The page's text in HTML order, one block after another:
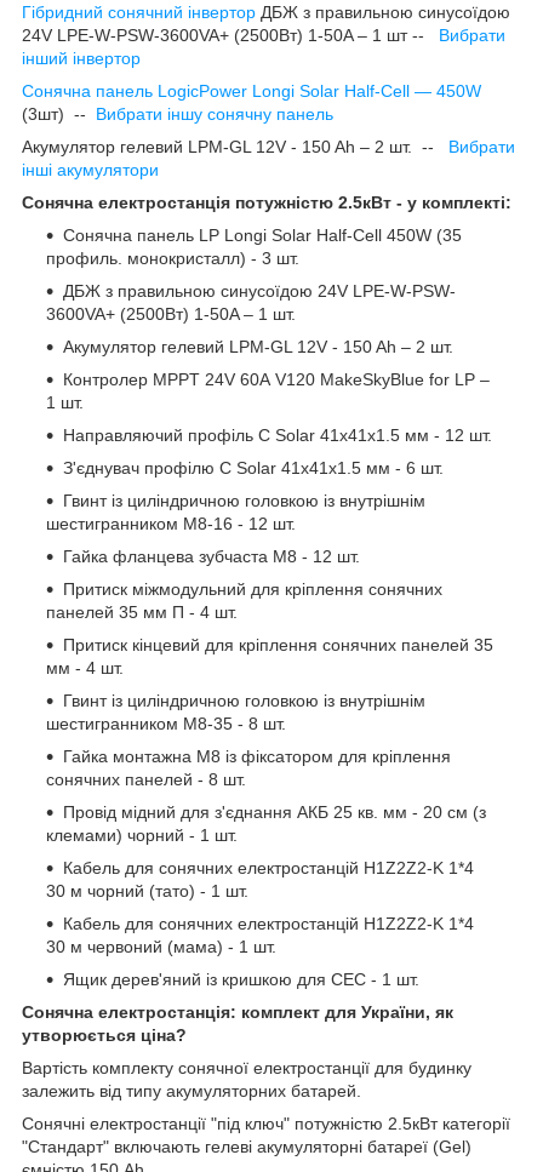
Гібридний сонячний інвертор ДБЖ з правильною синусоїдою
24V LPE-W-PSW-3600VA+ (2500Вт) 1-50A – 1 шт -- Вибрати
інший інвертор
Сонячна панель LogicPower Longi Solar Half-Cell — 450W
(3шт) -- Вибрати іншу сонячну панель
Акумулятор гелевий LPM-GL 12V - 150 Ah – 2 шт. -- Вибрати
інші акумулятори
Сонячна електростанція потужністю 2.5кВт - у комплекті:
Сонячна панель LP Longi Solar Half-Cell 450W (35
профиль. монокристалл) - 3 шт.
ДБЖ з правильною синусоїдою 24V LPE-W-PSW-
3600VA+ (2500Вт) 1-50A – 1 шт.
Акумулятор гелевий LPM-GL 12V - 150 Ah – 2 шт.
Контролер MPPT 24V 60А V120 MakeSkyBlue for LP –
1 шт.
Направляючий профіль С Solar 41х41х1.5 мм - 12 шт.
З'єднувач профілю С Solar 41х41х1.5 мм - 6 шт.
Гвинт із циліндричною головкою із внутрішнім
шестигранником M8-16 - 12 шт.
Гайка фланцева зубчаста М8 - 12 шт.
Притиск міжмодульний для кріплення сонячних
панелей 35 мм П - 4 шт.
Притиск кінцевий для кріплення сонячних панелей 35
мм - 4 шт.
Гвинт із циліндричною головкою із внутрішнім
шестигранником M8-35 - 8 шт.
Гайка монтажна М8 із фіксатором для кріплення
сонячних панелей - 8 шт.
Провід мідний для з'єднання АКБ 25 кв. мм - 20 см (з
клемами) чорний - 1 шт.
Кабель для сонячних електростанцій H1Z2Z2-K 1*4
30 м чорний (тато) - 1 шт.
Кабель для сонячних електростанцій H1Z2Z2-K 1*4
30 м червоний (мама) - 1 шт.
Ящик дерев'яний із кришкою для СЕС - 1 шт.
Сонячна електростанція: комплект для України, як
утворюється ціна?
Вартість комплекту сонячної електростанції для будинку
залежить від типу акумуляторних батарей.
Сонячні електростанції "під ключ" потужністю 2.5кВт категорії
"Стандарт" включають гелеві акумуляторні батареї (Gel)